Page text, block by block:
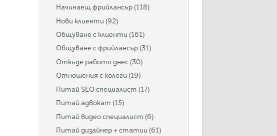
Начинаещ фрийлансър (118)
Нови клиенти (92)
Общуване с клиенти (161)
Общуване с фрийлансър (31)
Откъде работя днес (30)
Отношения с колеги (19)
Питай SEO специалист (17)
Питай адвокат (15)
Питай видео специалист (6)
Питай дизайнер + статии (61)